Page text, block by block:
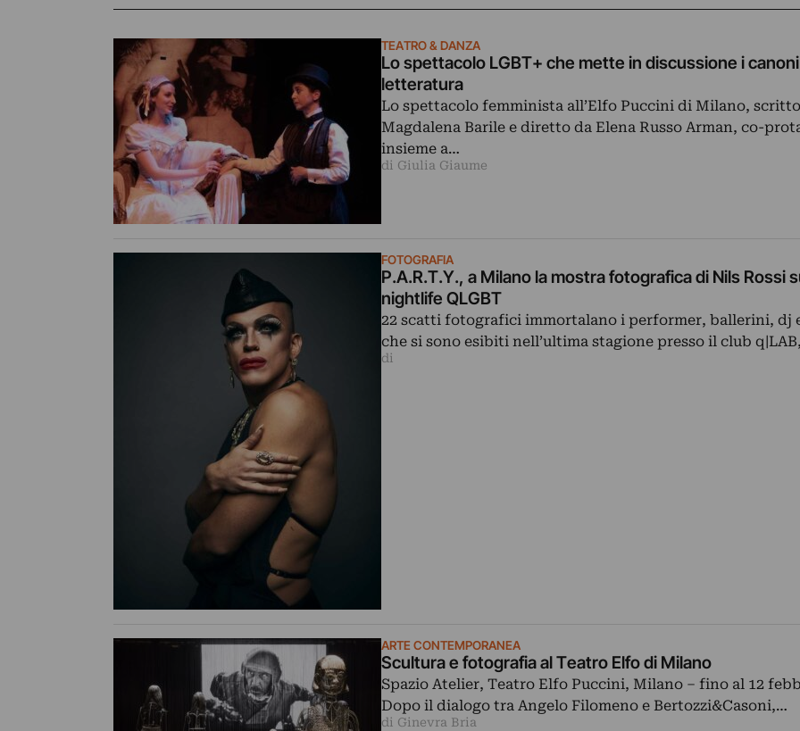
TEATRO & DANZA
Lo spettacolo LGBT+ che mette in discussione i
letteratura
Lo spettacolo femminista all’Elfo Puccini di Milano,
Magdalena Barile e diretto da Elena Russo Arman, co-
insieme a…
di Giulia Giaume
FOTOGRAFIA
P.A.R.T.Y., a Milano la mostra fotografica di Nils Rossi
nightlife QLGBT
22 scatti fotografici immortalano i performer, ballerini, dj
che si sono esibiti nell’ultima stagione presso il club
di
ARTE CONTEMPORANEA
Scultura e fotografia al Teatro Elfo di Milano
Spazio Atelier, Teatro Elfo Puccini, Milano – fino al 12
Dopo il dialogo tra Angelo Filomeno e Bertozzi&Casoni,…
di Ginevra Bria